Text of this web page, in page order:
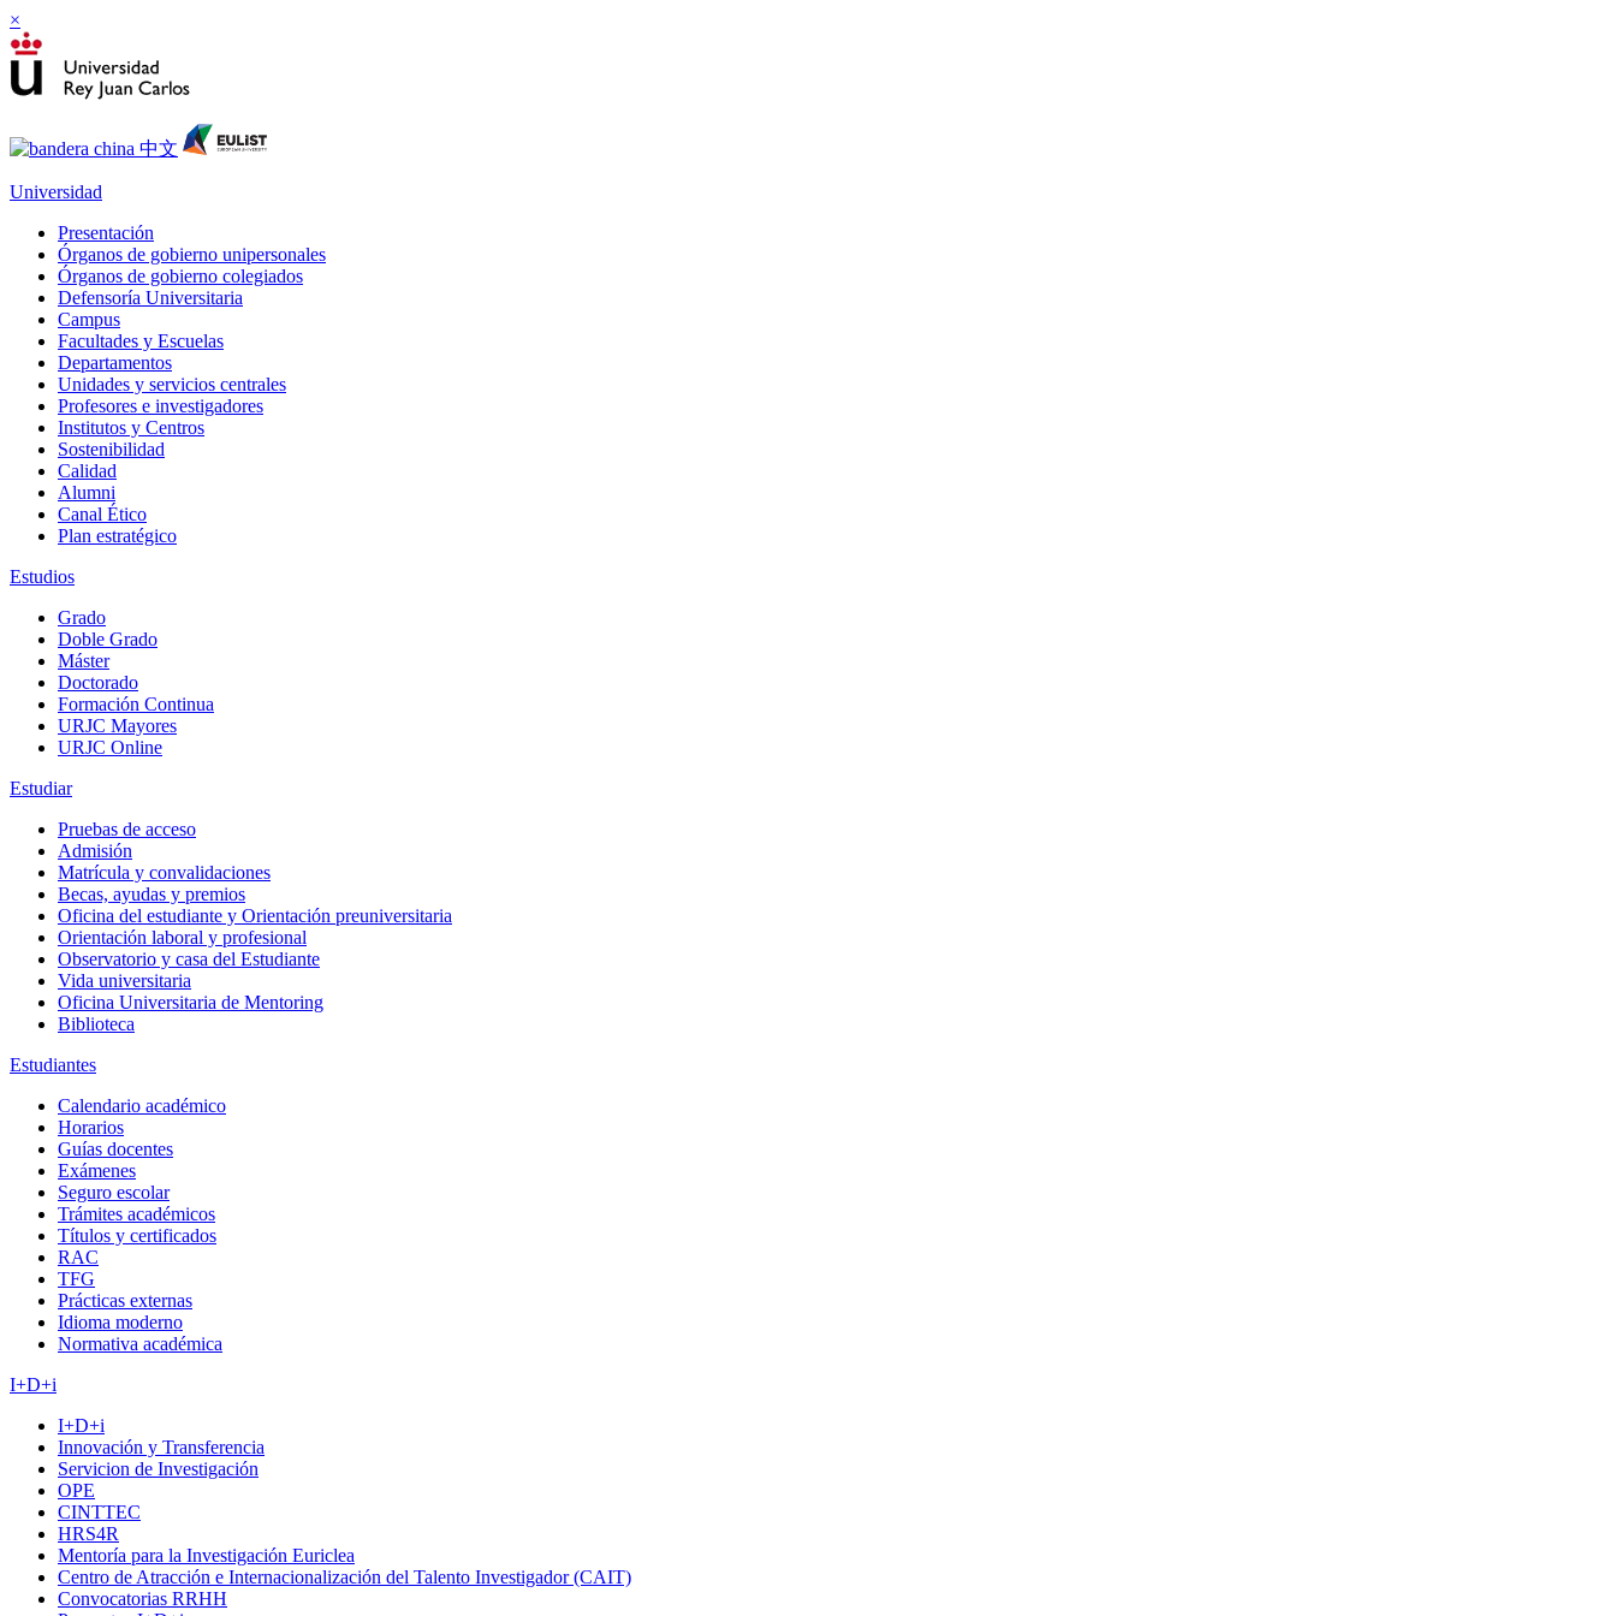
×
Universidad
Presentación
Órganos de gobierno unipersonales
Órganos de gobierno colegiados
Defensoría Universitaria
Campus
Facultades y Escuelas
Departamentos
Unidades y servicios centrales
Profesores e investigadores
Institutos y Centros
Sostenibilidad
Calidad
Alumni
Canal Ético
Plan estratégico
Estudios
Grado
Doble Grado
Máster
Doctorado
Formación Continua
URJC Mayores
URJC Online
Estudiar
Pruebas de acceso
Admisión
Matrícula y convalidaciones
Becas, ayudas y premios
Oficina del estudiante y Orientación preuniversitaria
Orientación laboral y profesional
Observatorio y casa del Estudiante
Vida universitaria
Oficina Universitaria de Mentoring
Biblioteca
Estudiantes
Calendario académico
Horarios
Guías docentes
Exámenes
Seguro escolar
Trámites académicos
Títulos y certificados
RAC
TFG
Prácticas externas
Idioma moderno
Normativa académica
I+D+i
I+D+i
Innovación y Transferencia
Servicion de Investigación
OPE
CINTTEC
HRS4R
Mentoría para la Investigación Euriclea
Centro de Atracción e Internacionalización del Talento Investigador (CAIT)
Convocatorias RRHH